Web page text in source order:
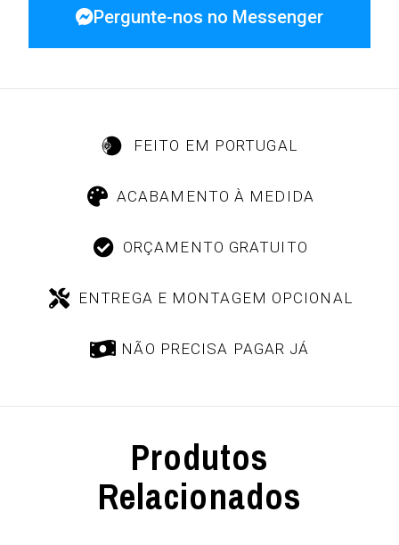
Pergunte-nos no Messenger
FEITO EM PORTUGAL
ACABAMENTO À MEDIDA
ORÇAMENTO GRATUITO
ENTREGA E MONTAGEM OPCIONAL
NÃO PRECISA PAGAR JÁ
Produtos
Relacionados